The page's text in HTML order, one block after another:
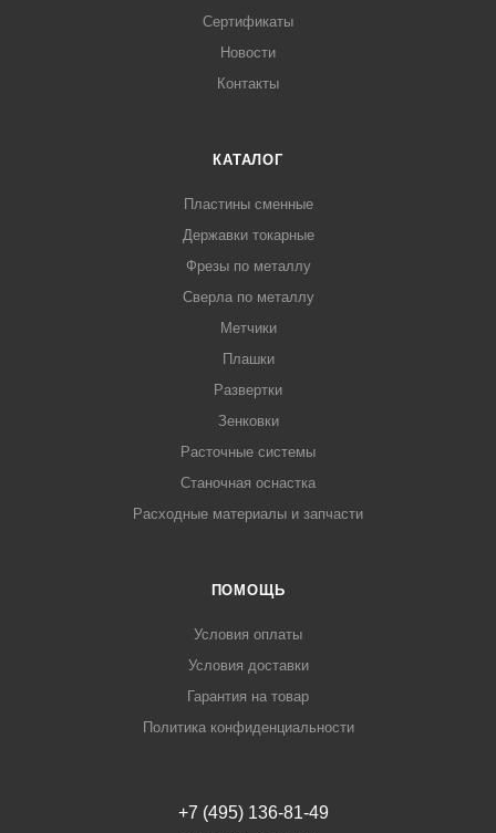
Сертификаты
Новости
Контакты
КАТАЛОГ
Пластины сменные
Державки токарные
Фрезы по металлу
Сверла по металлу
Метчики
Плашки
Развертки
Зенковки
Расточные системы
Станочная оснастка
Расходные материалы и запчасти
ПОМОЩЬ
Условия оплаты
Условия доставки
Гарантия на товар
Политика конфиденциальности
+7 (495) 136-81-49